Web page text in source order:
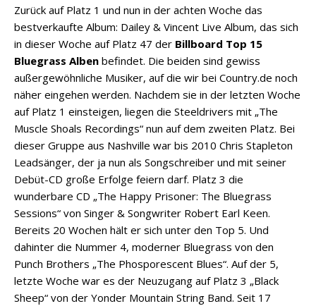
Zurück auf Platz 1 und nun in der achten Woche das
bestverkaufte Album: Dailey & Vincent Live Album, das sich
in dieser Woche auf Platz 47 der Billboard Top 15
Bluegrass Alben befindet. Die beiden sind gewiss
außergewöhnliche Musiker, auf die wir bei Country.de noch
näher eingehen werden. Nachdem sie in der letzten Woche
auf Platz 1 einsteigen, liegen die Steeldrivers mit „The
Muscle Shoals Recordings“ nun auf dem zweiten Platz. Bei
dieser Gruppe aus Nashville war bis 2010 Chris Stapleton
Leadsänger, der ja nun als Songschreiber und mit seiner
Debüt-CD große Erfolge feiern darf. Platz 3 die
wunderbare CD „The Happy Prisoner: The Bluegrass
Sessions“ von Singer & Songwriter Robert Earl Keen.
Bereits 20 Wochen hält er sich unter den Top 5. Und
dahinter die Nummer 4, moderner Bluegrass von den
Punch Brothers „The Phosporescent Blues“. Auf der 5,
letzte Woche war es der Neuzugang auf Platz 3 „Black
Sheep“ von der Yonder Mountain String Band. Seit 17